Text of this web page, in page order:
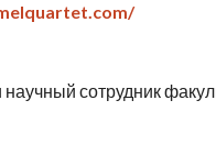
сотрудник